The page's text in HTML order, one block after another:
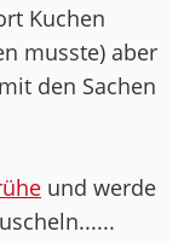
Kuchen
musste) aber
den Sachen
und werde